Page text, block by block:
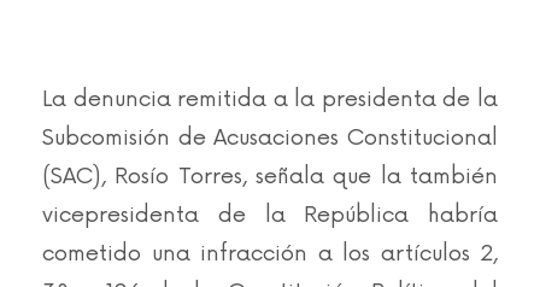
La denuncia remitida a la presidenta de la
Subcomisión de Acusaciones Constitucional
(SAC), Rosío Torres, señala que la también
vicepresidenta de la República habría
cometido una infracción a los artículos 2,